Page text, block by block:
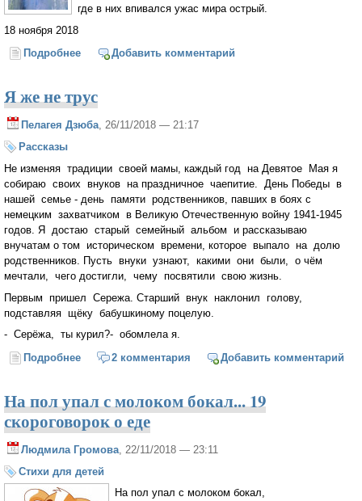
где в них впивался ужас мира острый.
18 ноября 2018
Подробнее о ОбманДобавить комментарий
Я же не трус
Пелагея Дзюба, 26/11/2018 — 21:17
Рассказы
Не изменяя традиции своей мамы, каждый год на Девятое Мая я
собираю своих внуков на праздничное чаепитие. День Победы в
нашей семье - день памяти родственников, павших в боях с
немецким захватчиком в Великую Отечественную войну 1941-1945
годов. Я достаю старый семейный альбом и рассказываю
внучатам о том историческом времени, которое выпало на долю
родственников. Пусть внуки узнают, какими они были, о чём
мечтали, чего достигли, чему посвятили свою жизнь.
Первым пришел Сережа. Старший внук наклонил голову,
подставляя щёку бабушкиному поцелую.
- Серёжа, ты курил?- обомлела я.
Подробнее о Я же не трус
2 комментария Добавить комментарий
На пол упал с молоком бокал... 19
скороговорок о еде
Людмила Громова , 22/11/2018 — 23:11
Стихи для детей
На пол упал с молоком бокал,